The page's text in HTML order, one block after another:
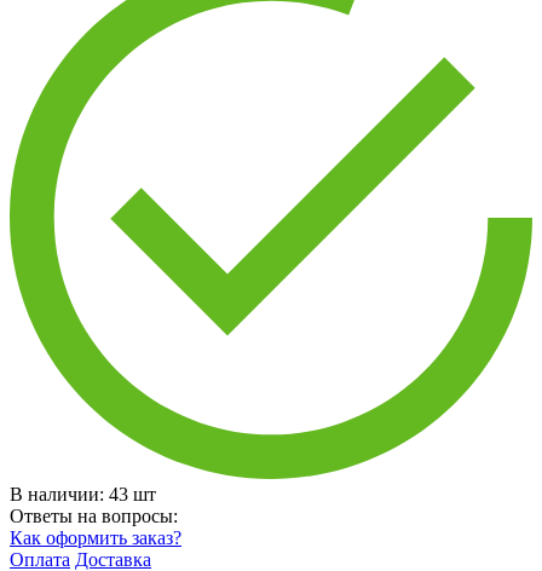
В наличии: 43 шт
Ответы на вопросы:
Как оформить заказ?
Оплата Доставка